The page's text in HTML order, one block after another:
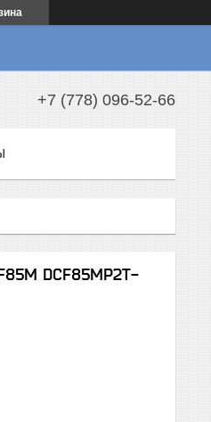
+7 (778) 096-52-66
DCF85MP2T-